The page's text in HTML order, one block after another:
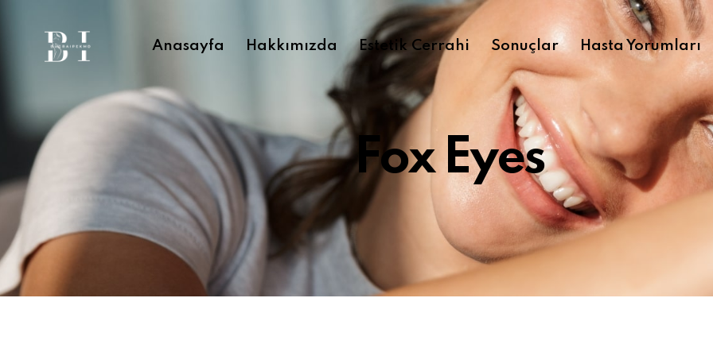
Anasayfa Hakkımızda Estetik Cerrahi Sonuçlar Hasta Yorumları
Fox Eyes